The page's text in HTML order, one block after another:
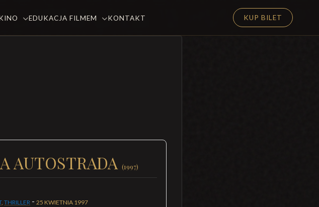
EDUKACJA FILMEM KONTAKT KUP BILET
AUTOSTRADA (1997)
, THRILLER - 25 KWIETNIA 1997